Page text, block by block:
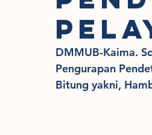
DMMUB-Kaima.
Pengurapan
Bitung yakni,